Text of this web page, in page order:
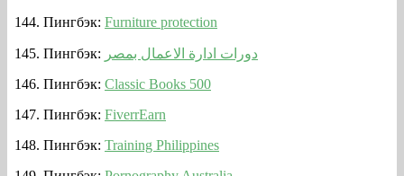
Пингбэк: Furniture protection
Пингбэк: دورات ادارة الاعمال بمصر
Пингбэк: Classic Books 500
Пингбэк: FiverrEarn
Пингбэк: Training Philippines